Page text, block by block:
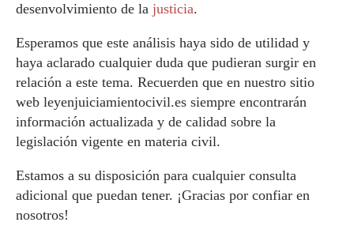
desenvolvimiento de la justicia.
Esperamos que este análisis haya sido de utilidad y
haya aclarado cualquier duda que pudieran surgir en
relación a este tema. Recuerden que en nuestro sitio
web leyenjuiciamientocivil.es siempre encontrarán
información actualizada y de calidad sobre la
legislación vigente en materia civil.
Estamos a su disposición para cualquier consulta
adicional que puedan tener. ¡Gracias por confiar en
nosotros!